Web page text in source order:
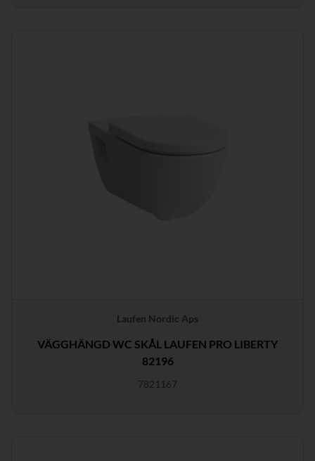
Laufen Nordic Aps
VÄGGHÄNGD WC SKÅL LAUFEN PRO LIBERTY
82196
7821167